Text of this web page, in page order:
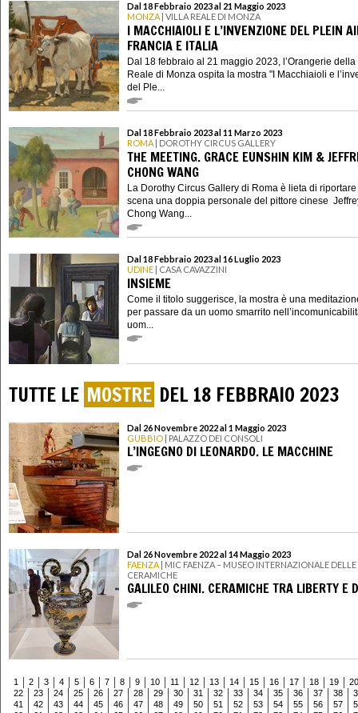
Dal 18 Febbraio 2023 al 21 Maggio 2023
MONZA | VILLA REALE DI MONZA
I MACCHIAIOLI E L’INVENZIONE DEL PLEIN
FRANCIA E ITALIA
Dal 18 febbraio al 21 maggio 2023, l’Orangerie
Reale di Monza ospita la mostra "I Macchiaioli e
del Ple...
Dal 18 Febbraio 2023 al 11 Marzo 2023
ROMA | DOROTHY CIRCUS GALLERY
THE MEETING. GRACE EUNSHIN KIM &
CHONG WANG
La Dorothy Circus Gallery di Roma è lieta di
scena una doppia personale del pittore cinese
Chong Wang...
Dal 18 Febbraio 2023 al 16 Luglio 2023
UDINE | CASA CAVAZZINI
INSIEME
Come il titolo suggerisce, la mostra è una
per passare da un uomo smarrito
uom...
TUTTE LE MOSTRE DEL 18 FEBBRAIO 2023
Dal 26 Novembre 2022 al 1 Maggio 2023
GUBBIO | PALAZZO DEI CONSOLI
L’INGEGNO DI LEONARDO. LE MACCHINE
Dal 26 Novembre 2022 al 14 Maggio 2023
FAENZA | MIC FAENZA – MUSEO INTERNAZIONALE DELLE
CERAMICHE
GALILEO CHINI. CERAMICHE TRA LIBERTY E
1 2 3 4 5 6 7 8 9 10 11 12 13 14 15 16 17 18 19
20
22
23 24 25 26 27 28 29 30 31 32 33 34 35 36 37 38
41
42 43 44 45 46 47 48 49 50 51 52 53 54 55 56 57